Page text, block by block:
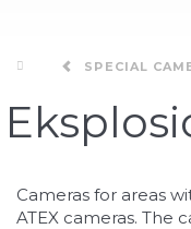
SPECIAL
Cameras for areas
ATEX cameras. The